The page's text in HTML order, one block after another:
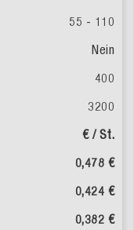
55 - 110
Nein
400
3200
€ / St.
0,478 €
0,424 €
0,382 €